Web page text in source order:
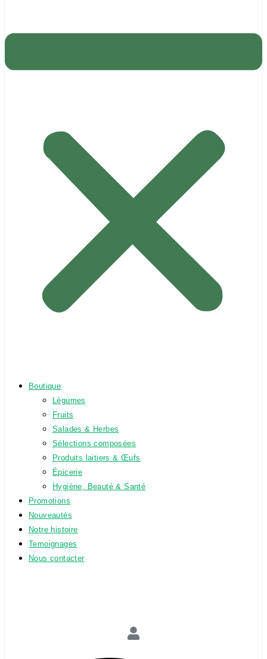
Boutique
Légumes
Fruits
Salades & Herbes
Sélections composées
Produits laitiers & Œufs
Épicerie
Hygiène, Beauté & Santé
Promotions
Nouveautés
Notre histoire
Temoignages
Nous contacter